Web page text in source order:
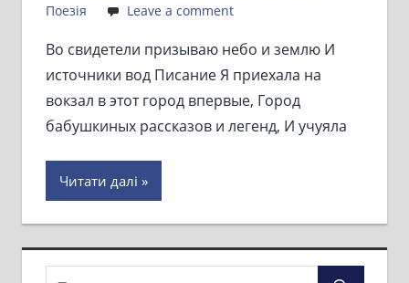
Поезія
Leave a comment
Во свидетели призываю небо и землю И
источники вод Писание Я приехала на
вокзал в этот город впервые, Город
бабушкиных рассказов и легенд, И учуяла
Читати далі